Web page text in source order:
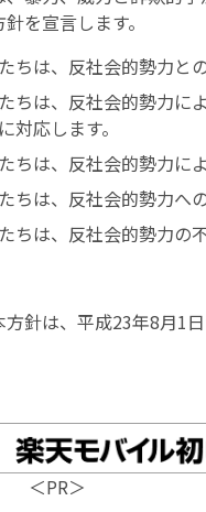
を宣言します。
ちは、反社会的勢力と
ちは、反社会的勢力に
対応します。
ちは、反社会的勢力に
ちは、反社会的勢力へ
ちは、反社会的勢力の
方針は、平成23年8月1日
＜PR＞